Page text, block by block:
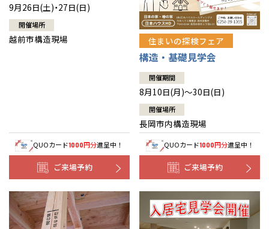
9月26日(土)・27日(日)
開催場所
越前市構造現場
QUOカード1000円分進呈中！
ご来場予約
住まいの探検フェア
構造・基礎見学会
開催期間
8月10日(月)～30日(日)
開催場所
長岡市内構造現場
QUOカード1000円分進呈中！
ご来場予約